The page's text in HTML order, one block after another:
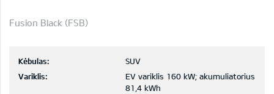
Fusion Black (FSB)
Kėbulas:
SUV
Variklis:
EV variklis 160 kW; akumuliatorius
81,4 kWh